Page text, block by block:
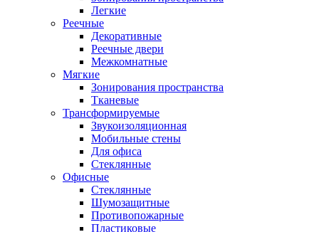
Легкие
Реечные
Декоративные
Реечные двери
Межкомнатные
Мягкие
Зонирования пространства
Тканевые
Трансформируемые
Звукоизоляционная
Мобильные стены
Для офиса
Стеклянные
Офисные
Стеклянные
Шумозащитные
Противопожарные
Пластиковые